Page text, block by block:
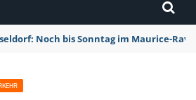
Noch bis Sonntag im Maurice-